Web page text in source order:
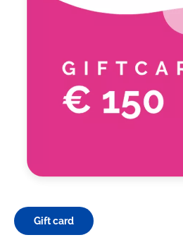
Gift card